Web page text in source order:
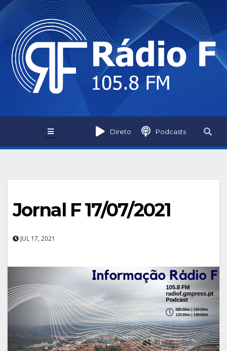
Skip
to
content
Direto Podcasts
Jornal F 17/07/2021
JUL 17, 2021